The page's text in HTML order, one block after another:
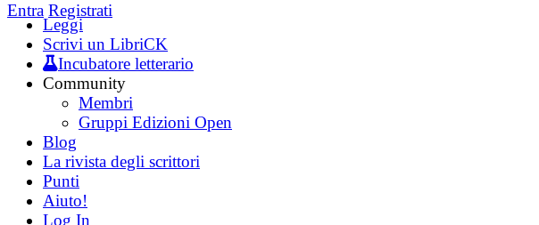
Entra Registrati
Leggi
Scrivi un LibriCK
Incubatore letterario
Community
Membri
Gruppi Edizioni Open
Blog
La rivista degli scrittori
Punti
Aiuto!
Log In